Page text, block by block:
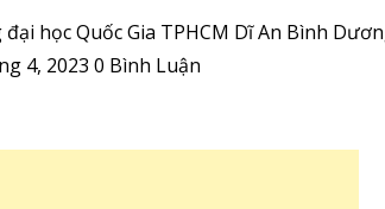
4, 2023 0 Bình Luận